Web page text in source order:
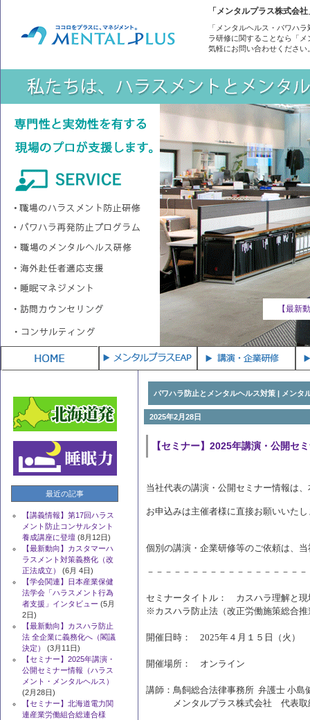
「メンタルプラス株式会
「メンタルヘルス・パワハ
ラ研修に関することなら「
気軽にお問い合わせください
【講義情報】第17回ハラスメント防止コンサルタント養成講座に
【最新動向】カスタマーハラスメント対策義務化（改正法成立）
【学会
ンタビ
パワハラ防止とメンタルヘルス対策 | メンタ
2025年2月28日
【セミナー】2025年講演・公開セ
当社代表の講演・公開セミナー情報は
お申込みは主催者
個別の講演・企業研修等のご依頼は、
－－－－－－－－－－－－－－－－－
セミナータイトル： カスハラ理解と現
※カスハラ防止法（改正労働施策総合
開催日時： 2025年４月１５日（火）
開催場所： オンライン
講師：鳥飼総合法律事務所 弁護士 小
メンタルプラス株式会社 代表取
最近の記事
【講義情報】第17回ハラス
メント防止コンサルタント
養成講座に登壇 (8月12日)
【最新動向】カスタマーハ
ラスメント対策義務化（改
正法成立）
(6月 4日)
【学会関連】日本産業保健
法学会「ハラスメント行為
者支援」インタビュー (5月
2日)
【最新動向】カスハラ防止
法 全企業に義務化へ（閣議
決定）
(3月11日)
【セミナー】2025年講演・
公開セミナー情報（ハラス
メント・メンタルヘルス）
(2月28日)
【セミナー】北海道電力関
連産業労働組合総連合様